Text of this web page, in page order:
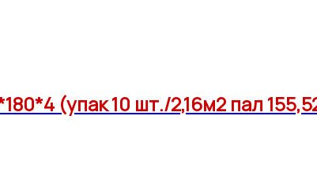
(упак 10 шт./2,16м2 пал